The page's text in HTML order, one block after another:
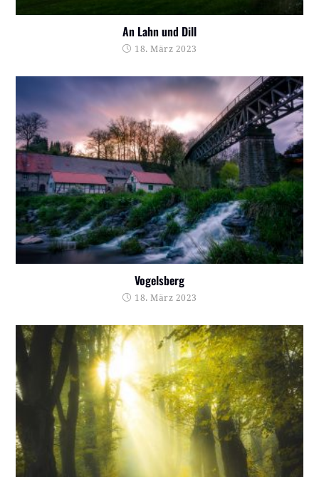
An Lahn und Dill
18. März 2023
Vogelsberg
18. März 2023